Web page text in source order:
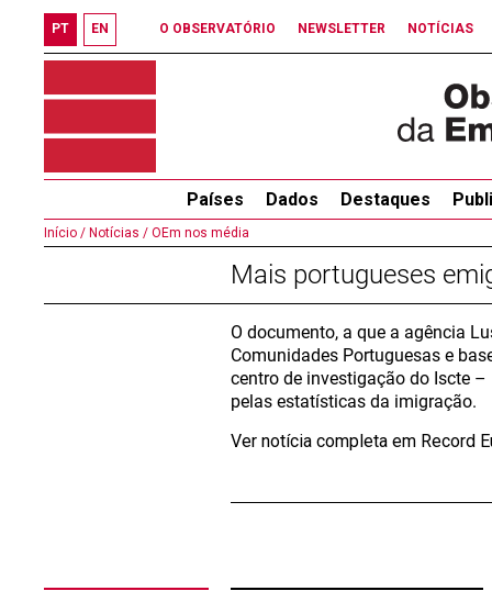
PT EN O OBSERVATÓRIO NEWSLETTER NOTÍCIAS
Países Dados Destaques
Início / Notícias / OEm nos média
Mais portugueses
O documento, a que a agência
Comunidades Portuguesas e
centro de investigação do Iscte
pelas estatísticas da imigração.
Ver notícia completa em Record